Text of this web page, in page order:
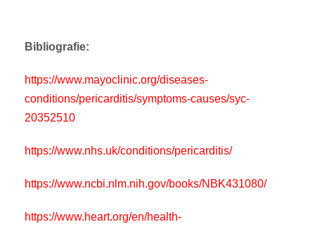
Bibliografie:
https://www.mayoclinic.org/diseases-
conditions/pericarditis/symptoms-causes/syc-
20352510
https://www.nhs.uk/conditions/pericarditis/
https://www.ncbi.nlm.nih.gov/books/NBK431080/
https://www.heart.org/en/health-